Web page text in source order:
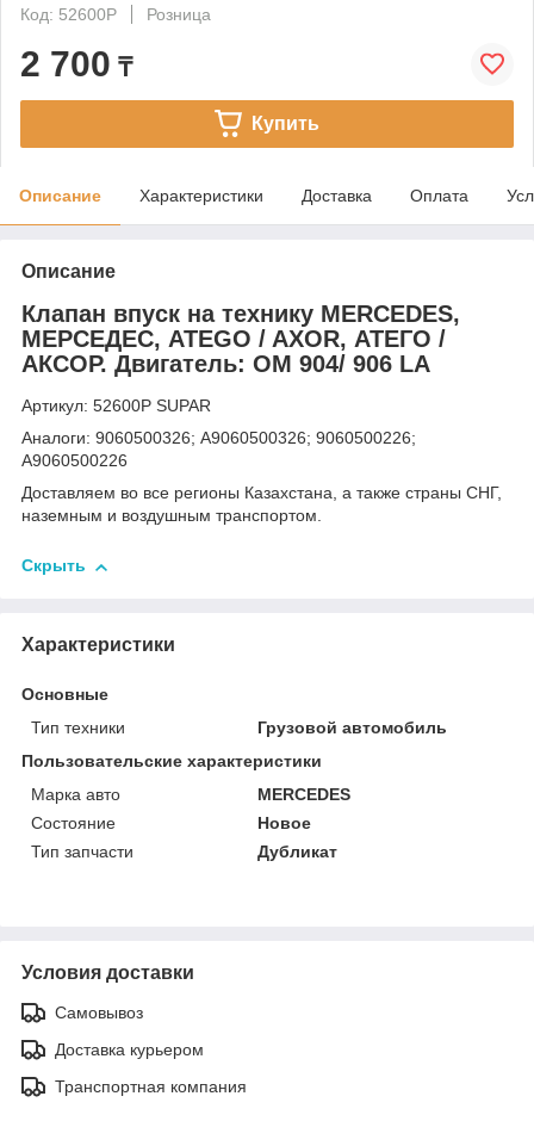
Код: 52600P
Розница
2 700 ₸
Купить
Описание Характеристики Доставка Оплата
Описание
Клапан впуск на технику MERCEDES,
МЕРСЕДЕС, ATEGO / AXOR, АТЕГО /
АКСОР. Двигатель: OM 904/ 906 LA
Артикул: 52600P SUPAR
Аналоги: 9060500326; A9060500326; 9060500226;
A9060500226
Доставляем во все регионы Казахстана, а также страны СНГ,
наземным и воздушным транспортом.
Скрыть
Характеристики
Основные
Тип техники
Грузовой автомобиль
Пользовательские характеристики
Марка авто
MERCEDES
Состояние
Новое
Тип запчасти
Дубликат
Условия доставки
Самовывоз
Доставка курьером
Транспортная компания